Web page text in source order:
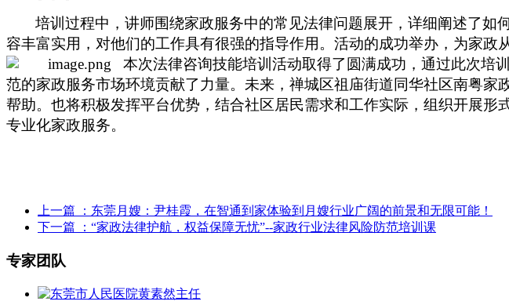
培训过程中，讲师围绕家政服务中的常见法律问题展开，详细阐述了
容丰富实用，对他们的工作具有很强的指导作用。活动的成功举办，为家政
本次法律咨询技能培训活动取得了圆满成功，通过此次培
范的家政服务市场环境贡献了力量。未来，禅城区祖庙街道同华社区南粤
帮助。也将积极发挥平台优势，结合社区居民需求和工作实际，组织开展形
专业化家政服务。
上一篇
：东莞月嫂：尹桂霞，在智通到家体验到月嫂行业广阔的前景和无限可能！
下一篇
：“家政法律护航，权益保障无忧”--家政行业法律风险防范培训课
专家团队